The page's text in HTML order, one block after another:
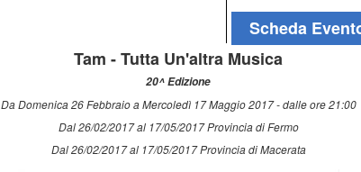
Scheda
Tam - Tutta Un'altra Musica
20^ Edizione
Da Domenica 26 Febbraio a Mercoledì 17 Maggio 2017 - dalle ore 21:00
Dal 26/02/2017 al 17/05/2017 Provincia di Fermo
Dal 26/02/2017 al 17/05/2017 Provincia di Macerata